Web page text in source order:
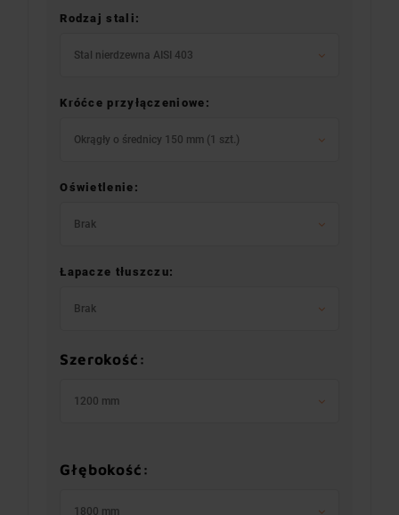
Rodzaj stali:
Stal nierdzewna AISI 403
Króćce przyłączeniowe:
Okrągły o średnicy 150 mm (1 szt.)
Oświetlenie:
Brak
Łapacze tłuszczu:
Brak
Szerokość:
1200 mm
Głębokość:
1800 mm